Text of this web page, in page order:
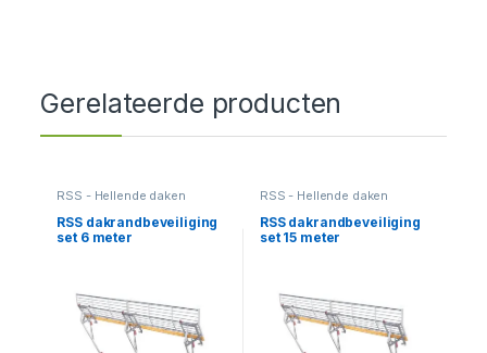
Gerelateerde producten
RSS - Hellende daken
RSS dakrandbeveiliging
set 6 meter
RSS - Hellende daken
RSS dakrandbeveiliging
set 15 meter